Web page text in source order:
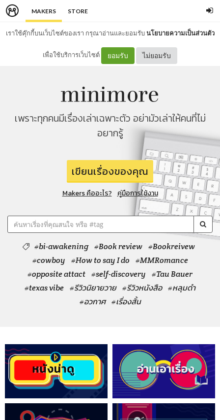
MAKERS STORE
เราใช้คุ๊กกี้บนเว็บไซต์ของเรา กรุณาอ่านและยอมรับนโยบายความเป็นส่วนตัว
เพื่อใช้บริการเว็บไซต์ ยอมรับ ไม่ยอมรับ
เพราะทุกคนมีเรื่องเล่าเฉพาะตัว อย่ามัวเล่าให้คนที่ไม่
อยากรู้
เขียนเรื่องของคุณ
Makers คืออะไร? คู่มือการใช้งาน
#bi-awakening #Book review #Bookreivew
#cowboy
#How to say I do
#MMRomance
#opposite attact #self-discovery
#Tau Bauer
#texas vibe #รีวิวนิยายวาย #รีวิวหนังสือ #หลุมดำ
#อวกาศ #เรื่องสั้น